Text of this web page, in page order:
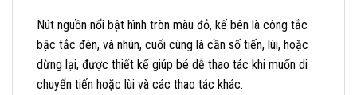
Nút nguồn nổi bật hình tròn màu đỏ, kế bên là công tắc
bậc tắc đèn, và nhún, cuối cùng là cần số tiến, lùi, hoặc
dừng lại, được thiết kế giúp bé dễ thao tác khi muốn di
chuyển tiến hoặc lùi và các thao tác khác.